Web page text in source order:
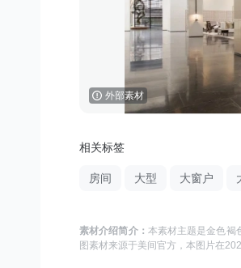
外部素材
相关标签
房间 大型 大窗户
素材介绍简介： 本素材主题是金色褐
图 素材来源于美间官方 ，本图片在